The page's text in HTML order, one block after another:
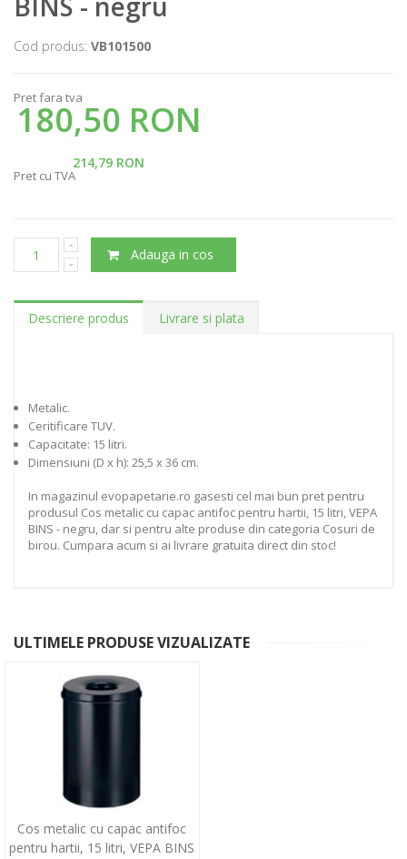
Cod produs: VB101500
Pret fara tva
180,50 RON
214,79 RON
Pret cu TVA
Adauga in cos
Descriere produs Livrare si plata
Metalic.
Ceritificare TUV.
Capacitate: 15 litri.
Dimensiuni (D x h): 25,5 x 36 cm.
In magazinul evopapetarie.ro gasesti cel mai bun pret pentru
produsul Cos metalic cu capac antifoc pentru hartii, 15 litri, VEPA
BINS - negru, dar si pentru alte produse din categoria Cosuri de
birou. Cumpara acum si ai livrare gratuita direct din stoc!
ULTIMELE PRODUSE VIZUALIZATE
Cos metalic cu capac antifoc
pentru hartii, 15 litri, VEPA BINS